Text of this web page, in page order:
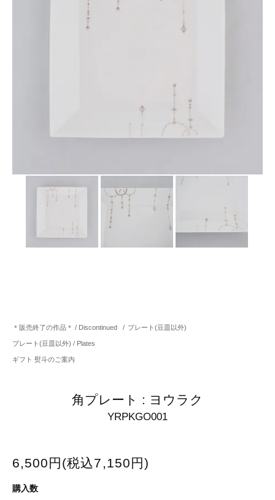
＊販売終了の作品＊ / Discontinued / プレート(豆皿以外)
プレート(豆皿以外) / Plates
ギフト 熨斗のご案内
角プレート : ヨウラク
YRPKGO001
6,500円(税込7,150円)
購入数